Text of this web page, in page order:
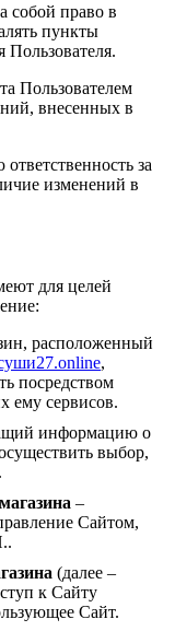
собой право в
пункты
Пользователя.
Пользователем
внесенных в
за
изменений в
для целей
расположенный
,
посредством
ему сервисов.
информацию о
выбор,
–
Сайтом,
(далее –
к Сайту
Сайт.